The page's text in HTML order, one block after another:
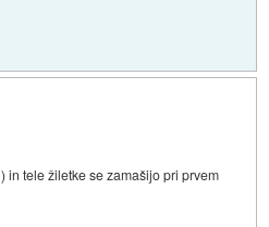
) in tele žiletke se zamašijo pri prvem